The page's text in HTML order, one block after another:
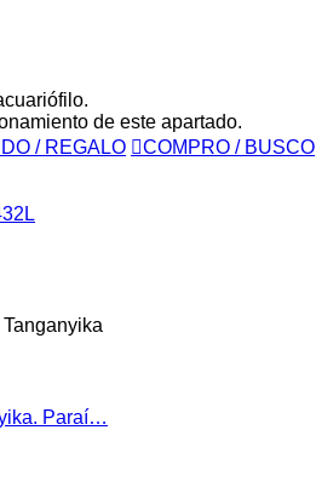
de este apartado.
/ REGALO COMPRO / BUSCO
Paraí…